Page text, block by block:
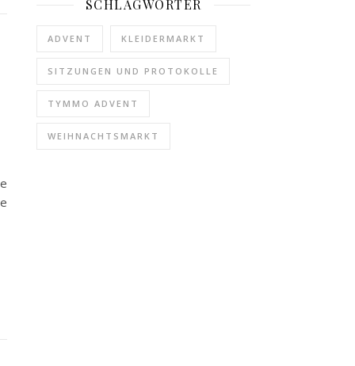
SCHLAGWÖRTER
ADVENT KLEIDERMARKT
SITZUNGEN UND PROTOKOLLE
TYMMO ADVENT
WEIHNACHTSMARKT